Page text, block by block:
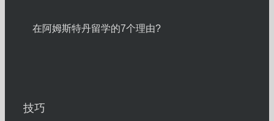
在阿姆斯特丹留学的7个理由?
技巧